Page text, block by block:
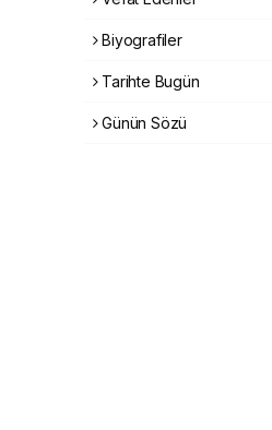
Biyografiler
Tarihte Bugün
Günün Sözü